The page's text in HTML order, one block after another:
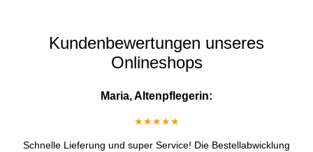
Kundenbewertungen unseres
Onlineshops
Maria, Altenpflegerin:
★★★★★
Schnelle Lieferung und super Service! Die Bestellabwicklung